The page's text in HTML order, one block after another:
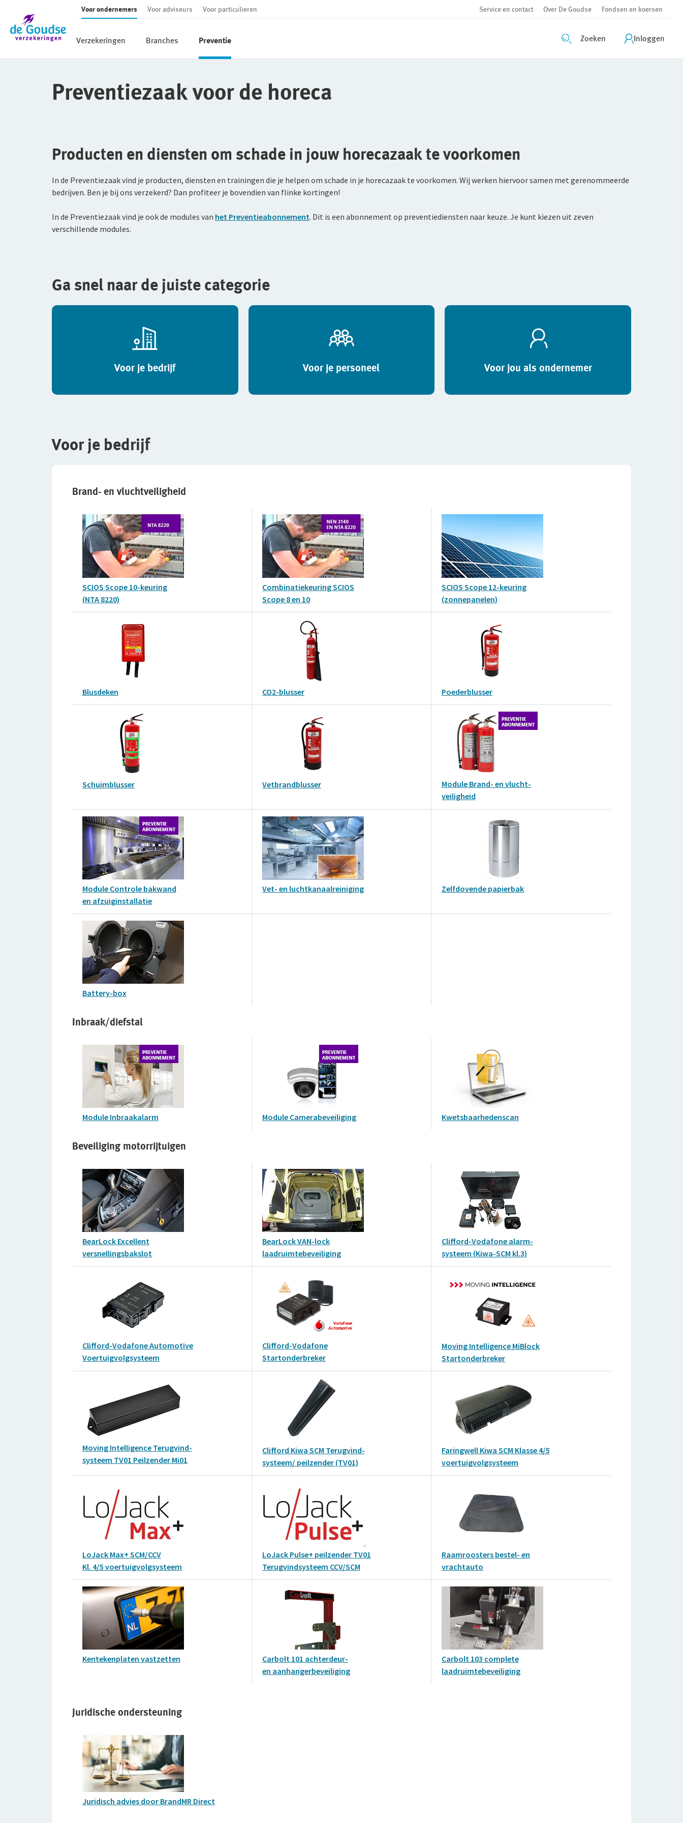
Ga direct naar de inhoud
Voor ondernemers Voor adviseurs Voor particulieren Service en contact Over De Goudse Fondsen en koersen
Verzekeringen Branches Preventie Zoeken Inloggen
Preventiezaak voor de horeca
Producten en diensten om schade in jouw horecazaak te voorkomen
In de Preventiezaak vind je producten, diensten en trainingen die je helpen om schade in je horecazaak te voorkomen. Wij werken hiervoor samen met gerenommeerde
bedrijven. Ben je bij ons verzekerd? Dan profiteer je bovendien van flinke kortingen!
In de Preventiezaak vind je ook de modules van het Preventieabonnement. Dit is een abonnement op preventiediensten naar keuze. Je kunt kiezen uit zeven
verschillende modules.
Ga snel naar de juiste categorie
Voor je bedrijf Voor je personeel Voor jou als ondernemer
Voor je bedrijf
Brand- en vluchtveiligheid
SCIOS Scope 10-keuring
(NTA 8220)
Combinatiekeuring SCIOS
Scope 8 en 10
SCIOS Scope 12-keuring
(zonnepanelen)
Blusdeken CO2-blusser Poederblusser
Schuimblusser Vetbrandblusser
Module Brand- en vlucht-
veiligheid
Module Controle bakwand
en afzuiginstallatie
Vet- en luchtkanaalreiniging Zelfdovende papierbak
Battery-box
Inbraak/diefstal
Module Inbraakalarm Module Camerabeveiliging Kwetsbaarhedenscan
Beveiliging motorrijtuigen
BearLock Excellent
versnellingsbakslot
BearLock VAN-lock
laadruimtebeveiliging
Clifford-Vodafone alarm-
systeem (Kiwa-SCM kl.3)
Clifford-Vodafone Automotive
Voertuigvolgsysteem
Clifford-Vodafone
Startonderbreker
Moving Intelligence MiBlock
Startonderbreker
Moving Intelligence Terugvind-
systeem TV01 Peilzender Mi01
Clifford Kiwa SCM Terugvind-
systeem/ peilzender (TV01)
Faringwell Kiwa SCM Klasse 4/5
voertuigvolgsysteem
LoJack Max+ SCM/CCV
Kl. 4/5 voertuigvolgsysteem
LoJack Pulse+ peilzender TV01
Terugvindsysteem CCV/SCM
Raamroosters bestel- en
vrachtauto
Kentekenplaten vastzetten
Carbolt 101 achterdeur-
en aanhangerbeveiliging
Carbolt 103 complete
laadruimtebeveiliging
Juridische ondersteuning
Juridisch advies door BrandMR Direct